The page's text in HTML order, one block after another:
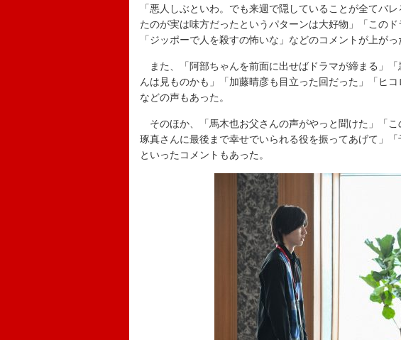
「悪人しぶといわ。でも来週で隠していることが全てバ
たのが実は味方だったというパターンは大好物」「この
「ジッポーで人を殺すの怖いな」などのコメントが上がっ
また、「阿部ちゃんを前面に出せばドラマが締まる」
んは見ものかも」「加藤晴彦も目立った回だった」「ヒ
などの声もあった。
そのほか、「馬木也お父さんの声がやっと聞けた」「
琢真さんに最後まで幸せでいられる役を振ってあげて」
といったコメントもあった。